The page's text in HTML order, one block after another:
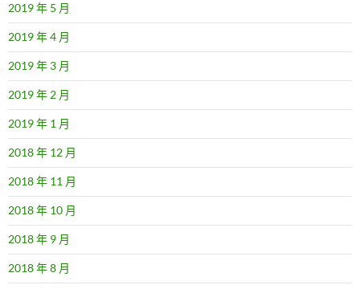
2019 年 5 月
2019 年 4 月
2019 年 3 月
2019 年 2 月
2019 年 1 月
2018 年 12 月
2018 年 11 月
2018 年 10 月
2018 年 9 月
2018 年 8 月